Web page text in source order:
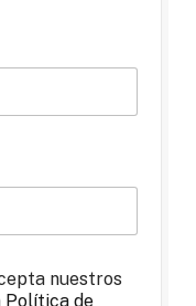
nuestros
Política de